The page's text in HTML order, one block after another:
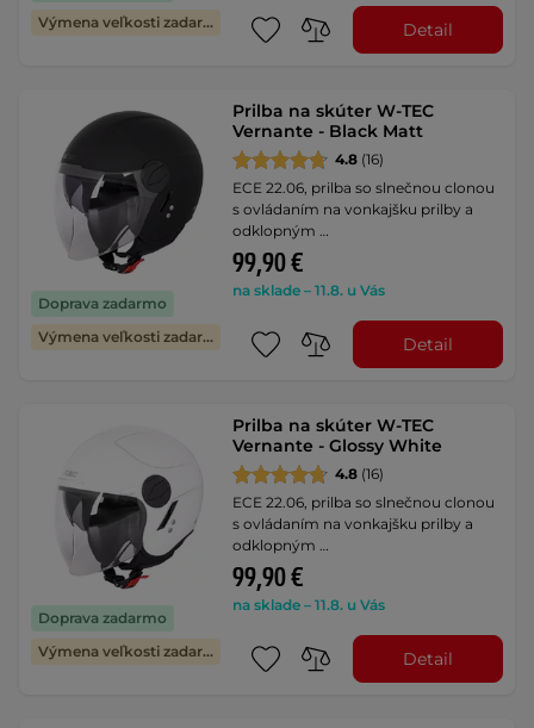
Výmena veľkosti zadarmo
Detail
Doprava zadarmo
Výmena veľkosti zadarmo
Prilba na skúter W-TEC
Vernante - Black Matt
4.8 (16)
ECE 22.06, prilba so slnečnou clonou
s ovládaním na vonkajšku prilby a
odklopným …
99,90 €
na sklade – 11.8. u Vás
Detail
Doprava zadarmo
Výmena veľkosti zadarmo
Prilba na skúter W-TEC
Vernante - Glossy White
4.8 (16)
ECE 22.06, prilba so slnečnou clonou
s ovládaním na vonkajšku prilby a
odklopným …
99,90 €
na sklade – 11.8. u Vás
Detail